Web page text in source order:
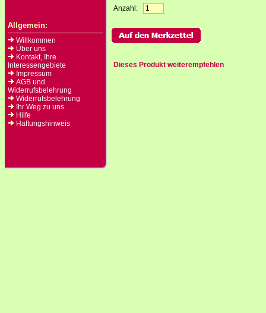
Allgemein:
Willkommen
Über uns
Kontakt, Ihre
Interessengebiete
Impressum
AGB und
Widerrufsbelehrung
Widerrufsbelehrung
Ihr Weg zu uns
Hilfe
Haftungshinweis
Anzahl:
Dieses Produkt weiterempfehlen